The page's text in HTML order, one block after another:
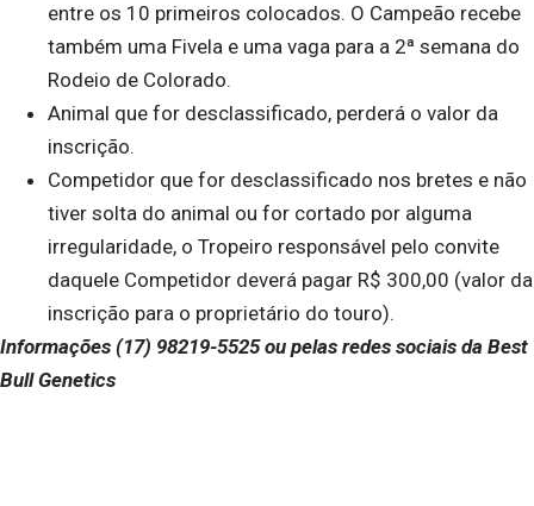
entre os 10 primeiros colocados. O Campeão recebe
também uma Fivela e uma vaga para a 2ª semana do
Rodeio de Colorado.
Animal que for desclassificado, perderá o valor da
inscrição.
Competidor que for desclassificado nos bretes e não
tiver solta do animal ou for cortado por alguma
irregularidade, o Tropeiro responsável pelo convite
daquele Competidor deverá pagar R$ 300,00 (valor da
inscrição para o proprietário do touro).
Informações (17) 98219-5525 ou pelas redes sociais da Best
Bull Genetics